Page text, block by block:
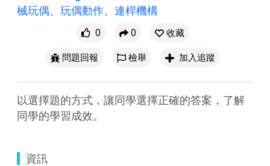
械玩偶、 玩偶動作、 連桿機構
0 0
收藏
問題回報
檢舉 加入追蹤
以選擇題的方式，讓同學選擇正確的答案，了解
同學的學習成效。
資訊